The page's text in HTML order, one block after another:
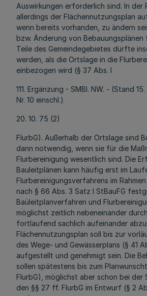
Auswirkungen erforderlich sind. In der
allerdings der Flächennutzungsplan
wenn bereits vorhanden, zu ändern
bzw. Änderung von
Teile des Gemeindegebietes dürfte
werden, als die Ortslage in die
einbezogen wird (§ 37 Abs. l
111. Ergänzung - SMBl. NW. - (Stand
Nr. 10 einschl.)
20. 10. 75 (2)
FlurbG). Außerhalb der Ortslage sind
dann notwendig, wenn sie für die
Flurbereinigung wesentlich sind. Die
Bauleitplänen kann häufig erst im
Flurbereinigungsverfahrens im
nach § 66 Abs. 3 Satz l StBauFG
Baüleitplanverfahren und
möglichst zeitlich nebeneinander
fortlaufend sachlich aufeinander
Flächennutzungsplan soll bis zur
des Wege- und Gewässerplans (§ 41
aufgestellt und genehmigt sein. Die
sollen spätestens bis zum
FlurbG), möglichst aber schon bei der
den §§ 27 ff. FlurbG im Entwurf (§ 2